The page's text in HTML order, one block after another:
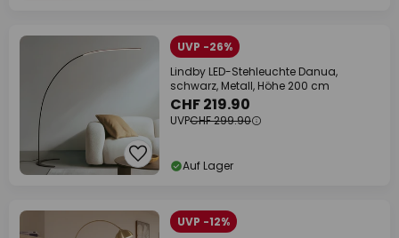
UVP -26%
Lindby LED-Stehleuchte Danua,
schwarz, Metall, Höhe 200 cm
CHF 219.90
UVPCHF 299.90
Auf Lager
UVP -12%